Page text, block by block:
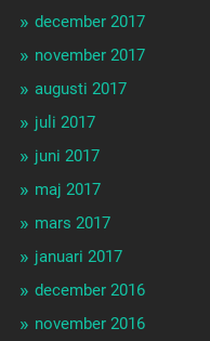
december 2017
november 2017
augusti 2017
juli 2017
juni 2017
maj 2017
mars 2017
januari 2017
december 2016
november 2016